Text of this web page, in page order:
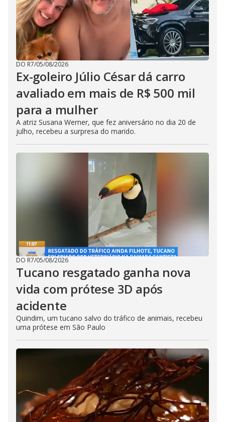
DO R7/05/08/2026
Ex-goleiro Júlio César dá carro
avaliado em mais de R$ 500 mil
para a mulher
A atriz Susana Werner, que fez aniversário no dia 20 de
julho, recebeu a surpresa do marido.
DO R7/05/08/2026
Tucano resgatado ganha nova
vida com prótese 3D após
acidente
Quindim, um tucano salvo do tráfico de animais, recebeu
uma prótese em São Paulo